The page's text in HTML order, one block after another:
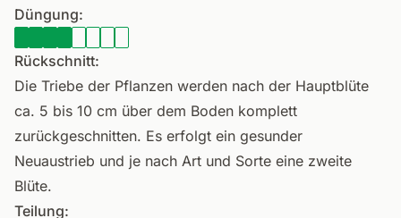
Düngung:
Rückschnitt:
Die Triebe der Pflanzen werden nach der Hauptblüte
ca. 5 bis 10 cm über dem Boden komplett
zurückgeschnitten. Es erfolgt ein gesunder
Neuaustrieb und je nach Art und Sorte eine zweite
Blüte.
Teilung: